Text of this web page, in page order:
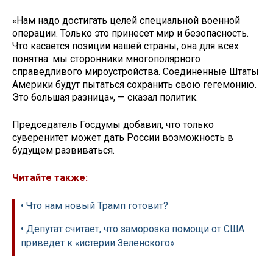
«Нам надо достигать целей специальной военной
операции. Только это принесет мир и безопасность.
Что касается позиции нашей страны, она для всех
понятна: мы сторонники многополярного
справедливого мироустройства. Соединенные Штаты
Америки будут пытаться сохранить свою гегемонию.
Это большая разница», — сказал политик.
Председатель Госдумы добавил, что только
суверенитет может дать России возможность в
будущем развиваться.
Читайте также:
• Что нам новый Трамп готовит?
• Депутат считает, что заморозка помощи от США
приведет к «истерии Зеленского»